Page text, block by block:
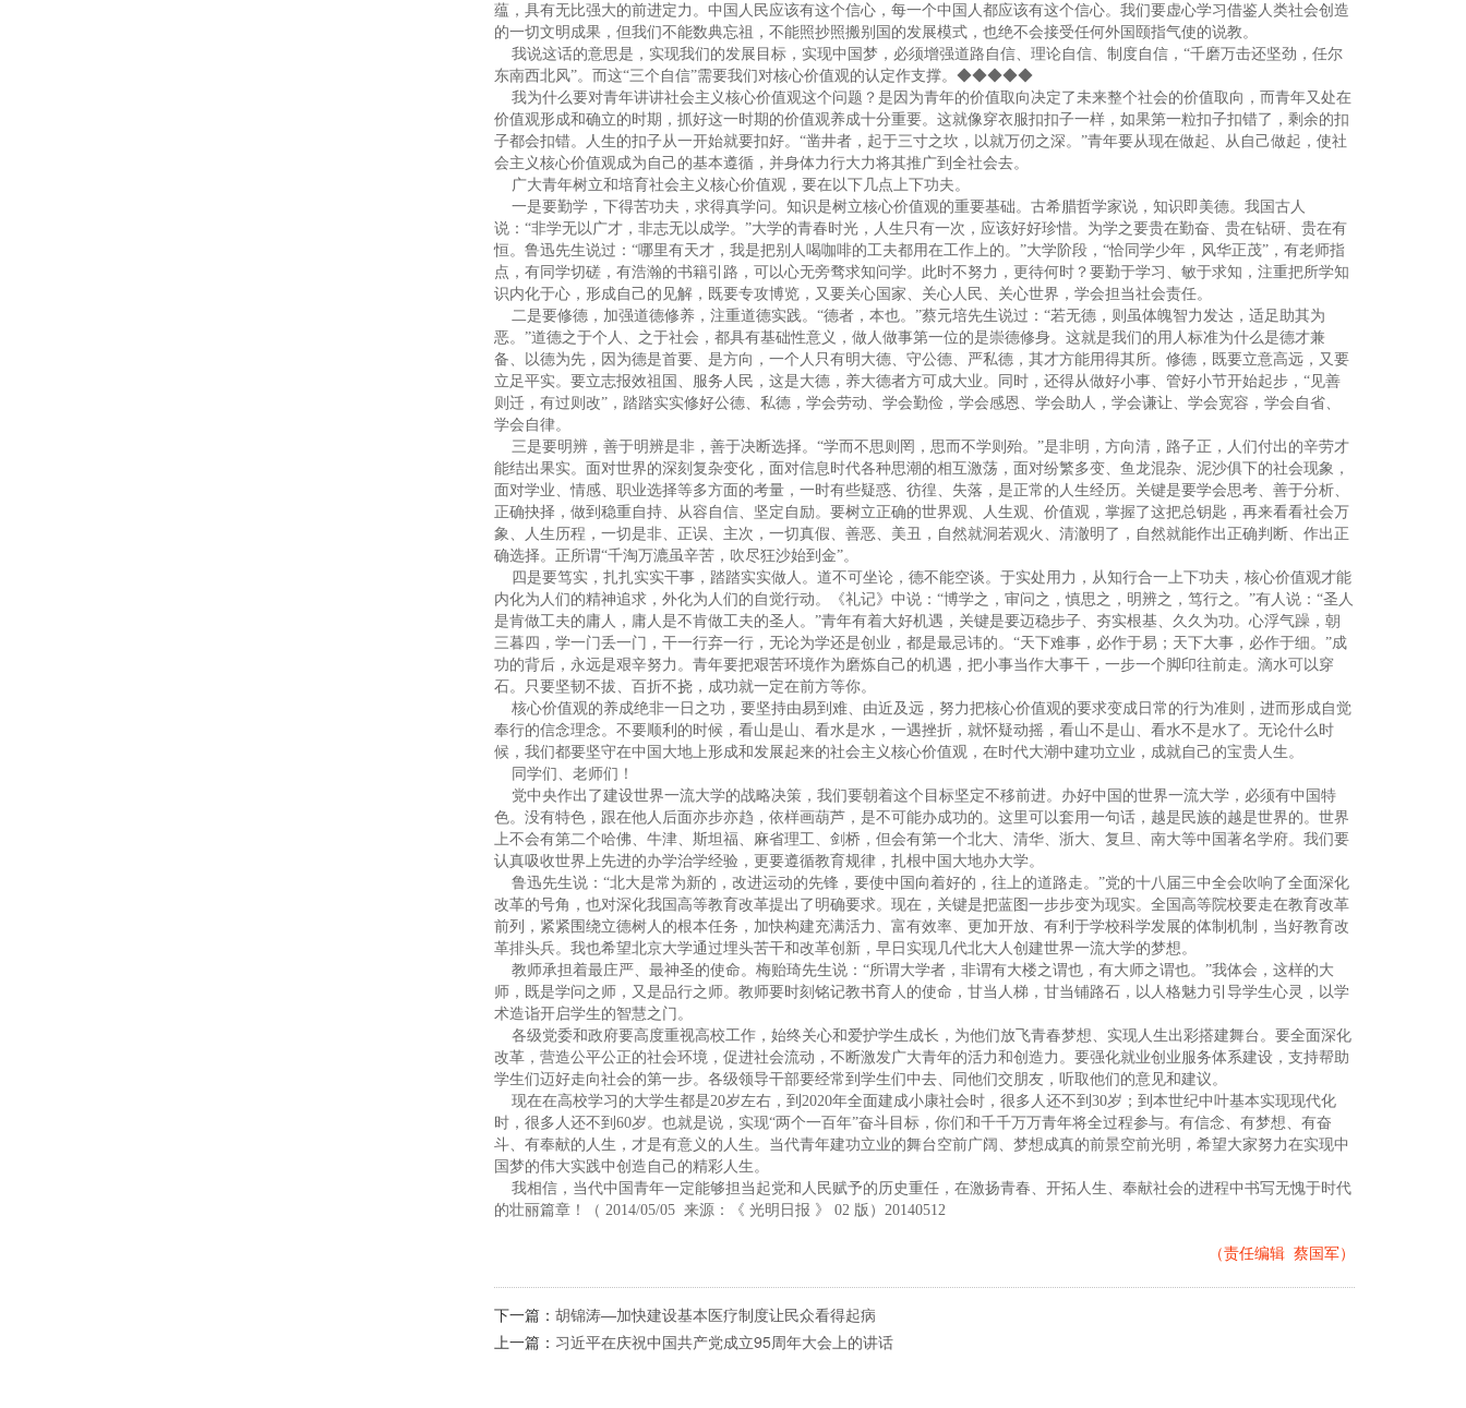
蕴，具有无比强大的前进定力。中国人民应该有这个信心，每一个中国人都应该有这个信心。我们要虚心学习借鉴人类社会创造
的一切文明成果，但我们不能数典忘祖，不能照抄照搬别国的发展模式，也绝不会接受任何外国颐指气使的说教。
我说这话的意思是，实现我们的发展目标，实现中国梦，必须增强道路自信、理论自信、制度自信，“千磨万击还坚劲，任尔
东南西北风”。而这“三个自信”需要我们对核心价值观的认定作支撑。◆◆◆◆◆
我为什么要对青年讲讲社会主义核心价值观这个问题？是因为青年的价值取向决定了未来整个社会的价值取向，而青年又处在
价值观形成和确立的时期，抓好这一时期的价值观养成十分重要。这就像穿衣服扣扣子一样，如果第一粒扣子扣错了，剩余的扣
子都会扣错。人生的扣子从一开始就要扣好。“凿井者，起于三寸之坎，以就万仞之深。”青年要从现在做起、从自己做起，使社
会主义核心价值观成为自己的基本遵循，并身体力行大力将其推广到全社会去。
广大青年树立和培育社会主义核心价值观，要在以下几点上下功夫。
一是要勤学，下得苦功夫，求得真学问。知识是树立核心价值观的重要基础。古希腊哲学家说，知识即美德。我国古人
说：“非学无以广才，非志无以成学。”大学的青春时光，人生只有一次，应该好好珍惜。为学之要贵在勤奋、贵在钻研、贵在有
恒。鲁迅先生说过：“哪里有天才，我是把别人喝咖啡的工夫都用在工作上的。”大学阶段，“恰同学少年，风华正茂”，有老师指
点，有同学切磋，有浩瀚的书籍引路，可以心无旁骛求知问学。此时不努力，更待何时？要勤于学习、敏于求知，注重把所学知
识内化于心，形成自己的见解，既要专攻博览，又要关心国家、关心人民、关心世界，学会担当社会责任。
二是要修德，加强道德修养，注重道德实践。“德者，本也。”蔡元培先生说过：“若无德，则虽体魄智力发达，适足助其为
恶。”道德之于个人、之于社会，都具有基础性意义，做人做事第一位的是崇德修身。这就是我们的用人标准为什么是德才兼
备、以德为先，因为德是首要、是方向，一个人只有明大德、守公德、严私德，其才方能用得其所。修德，既要立意高远，又要
立足平实。要立志报效祖国、服务人民，这是大德，养大德者方可成大业。同时，还得从做好小事、管好小节开始起步，“见善
则迁，有过则改”，踏踏实实修好公德、私德，学会劳动、学会勤俭，学会感恩、学会助人，学会谦让、学会宽容，学会自省、
学会自律。
三是要明辨，善于明辨是非，善于决断选择。“学而不思则罔，思而不学则殆。”是非明，方向清，路子正，人们付出的辛劳才
能结出果实。面对世界的深刻复杂变化，面对信息时代各种思潮的相互激荡，面对纷繁多变、鱼龙混杂、泥沙俱下的社会现象，
面对学业、情感、职业选择等多方面的考量，一时有些疑惑、彷徨、失落，是正常的人生经历。关键是要学会思考、善于分析、
正确抉择，做到稳重自持、从容自信、坚定自励。要树立正确的世界观、人生观、价值观，掌握了这把总钥匙，再来看看社会万
象、人生历程，一切是非、正误、主次，一切真假、善恶、美丑，自然就洞若观火、清澈明了，自然就能作出正确判断、作出正
确选择。正所谓“千淘万漉虽辛苦，吹尽狂沙始到金”。
四是要笃实，扎扎实实干事，踏踏实实做人。道不可坐论，德不能空谈。于实处用力，从知行合一上下功夫，核心价值观才能
内化为人们的精神追求，外化为人们的自觉行动。《礼记》中说：“博学之，审问之，慎思之，明辨之，笃行之。”有人说：“圣人
是肯做工夫的庸人，庸人是不肯做工夫的圣人。”青年有着大好机遇，关键是要迈稳步子、夯实根基、久久为功。心浮气躁，朝
三暮四，学一门丢一门，干一行弃一行，无论为学还是创业，都是最忌讳的。“天下难事，必作于易；天下大事，必作于细。”成
功的背后，永远是艰辛努力。青年要把艰苦环境作为磨炼自己的机遇，把小事当作大事干，一步一个脚印往前走。滴水可以穿
石。只要坚韧不拔、百折不挠，成功就一定在前方等你。
核心价值观的养成绝非一日之功，要坚持由易到难、由近及远，努力把核心价值观的要求变成日常的行为准则，进而形成自觉
奉行的信念理念。不要顺利的时候，看山是山、看水是水，一遇挫折，就怀疑动摇，看山不是山、看水不是水了。无论什么时
候，我们都要坚守在中国大地上形成和发展起来的社会主义核心价值观，在时代大潮中建功立业，成就自己的宝贵人生。
同学们、老师们！
党中央作出了建设世界一流大学的战略决策，我们要朝着这个目标坚定不移前进。办好中国的世界一流大学，必须有中国特
色。没有特色，跟在他人后面亦步亦趋，依样画葫芦，是不可能办成功的。这里可以套用一句话，越是民族的越是世界的。世界
上不会有第二个哈佛、牛津、斯坦福、麻省理工、剑桥，但会有第一个北大、清华、浙大、复旦、南大等中国著名学府。我们要
认真吸收世界上先进的办学治学经验，更要遵循教育规律，扎根中国大地办大学。
鲁迅先生说：“北大是常为新的，改进运动的先锋，要使中国向着好的，往上的道路走。”党的十八届三中全会吹响了全面深化
改革的号角，也对深化我国高等教育改革提出了明确要求。现在，关键是把蓝图一步步变为现实。全国高等院校要走在教育改革
前列，紧紧围绕立德树人的根本任务，加快构建充满活力、富有效率、更加开放、有利于学校科学发展的体制机制，当好教育改
革排头兵。我也希望北京大学通过埋头苦干和改革创新，早日实现几代北大人创建世界一流大学的梦想。
教师承担着最庄严、最神圣的使命。梅贻琦先生说：“所谓大学者，非谓有大楼之谓也，有大师之谓也。”我体会，这样的大
师，既是学问之师，又是品行之师。教师要时刻铭记教书育人的使命，甘当人梯，甘当铺路石，以人格魅力引导学生心灵，以学
术造诣开启学生的智慧之门。
各级党委和政府要高度重视高校工作，始终关心和爱护学生成长，为他们放飞青春梦想、实现人生出彩搭建舞台。要全面深化
改革，营造公平公正的社会环境，促进社会流动，不断激发广大青年的活力和创造力。要强化就业创业服务体系建设，支持帮助
学生们迈好走向社会的第一步。各级领导干部要经常到学生们中去、同他们交朋友，听取他们的意见和建议。
现在在高校学习的大学生都是20岁左右，到2020年全面建成小康社会时，很多人还不到30岁；到本世纪中叶基本实现现代化
时，很多人还不到60岁。也就是说，实现“两个一百年”奋斗目标，你们和千千万万青年将全过程参与。有信念、有梦想、有奋
斗、有奉献的人生，才是有意义的人生。当代青年建功立业的舞台空前广阔、梦想成真的前景空前光明，希望大家努力在实现中
国梦的伟大实践中创造自己的精彩人生。
我相信，当代中国青年一定能够担当起党和人民赋予的历史重任，在激扬青春、开拓人生、奉献社会的进程中书写无愧于时代
的壮丽篇章！（ 2014/05/05 来源：《 光明日报 》 02 版）20140512
（责任编辑 蔡国军）
下一篇： 胡锦涛—加快建设基本医疗制度让民众看得起病
上一篇： 习近平在庆祝中国共产党成立95周年大会上的讲话